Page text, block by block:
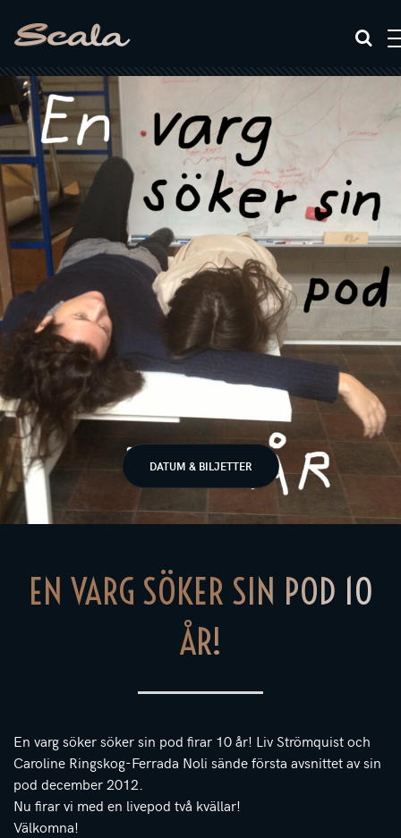
DATUM & BILJETTER
EN VARG SÖKER SIN POD 10
ÅR!
En varg söker söker sin pod firar 10 år! Liv Strömquist och
Caroline Ringskog-Ferrada Noli sände första avsnittet av sin
pod december 2012.
Nu firar vi med en livepod två kvällar!
Välkomna!